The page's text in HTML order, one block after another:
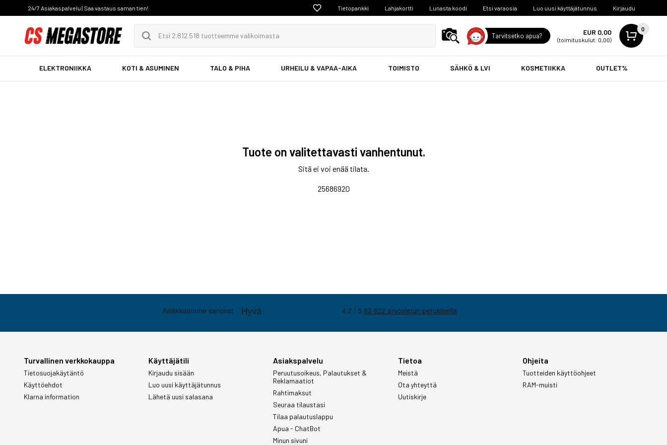
24/7 Asiakaspalvelu | Saa vastaus saman tien! Tietopankki Lahjakortti Lunasta koodi Etsi varaosia Luo uusi käyttäjätunnus Kirjaudu
Tarvitsetko apua? EUR 0,00
(toimituskulut: 0,00)
0
ELEKTRONIIKKA KOTI & ASUMINEN TALO & PIHA URHEILU & VAPAA-AIKA TOIMISTO SÄHKÖ & LVI KOSMETIIKKA OUTLET%
Tuote on valitettavasti vanhentunut.
Sitä ei voi enää tilata.
25686920
Turvallinen verkkokauppa
Tietosuojakäytäntö
Käyttöehdot
Klarna information
Käyttäjätili
Kirjaudu sisään
Luo uusi käyttäjätunnus
Lähetä uusi salasana
Asiakspalvelu
Peruutusoikeus, Palautukset &
Reklamaatiot
Rahtimaksut
Seuraa tilaustasi
Tilaa palautuslappu
Apua - ChatBot
Minun sivuni
Tietoa
Meistä
Ota yhteyttä
Uutiskirje
Ohjeita
Tuotteiden käyttöohjeet
RAM-muisti